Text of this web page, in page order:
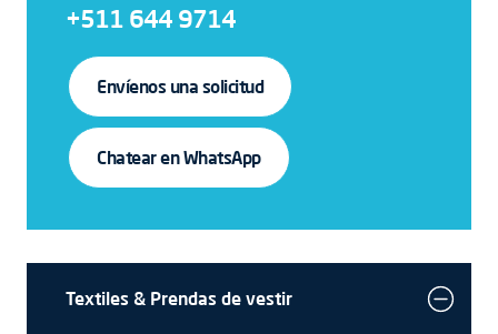
+511 644 9714
Envíenos una solicitud
Chatear en WhatsApp
Textiles & Prendas de vestir